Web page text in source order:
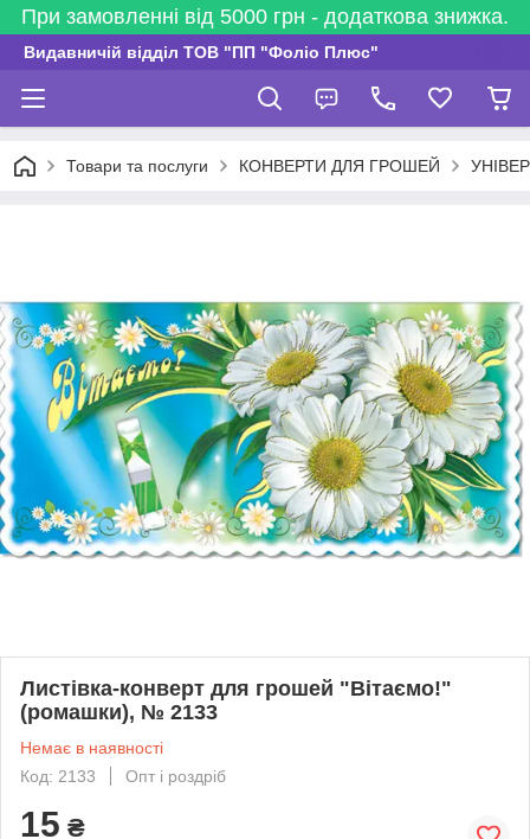
При замовленні від 5000 грн - додаткова знижка.
Видавничій відділ ТОВ "ПП "Фоліо Плюс"
Товари та послуги КОНВЕРТИ ДЛЯ ГРОШЕЙ
Листівка-конверт для грошей "Вітаємо!"
(ромашки), № 2133
Немає в наявності
Код: 2133
Опт і роздріб
15 ₴